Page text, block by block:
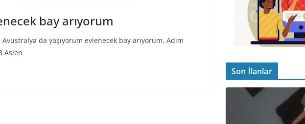
bay arıyorum
da yaşıyorum evlenecek bay arıyorum, Adım
Aslen
Son İlanlar